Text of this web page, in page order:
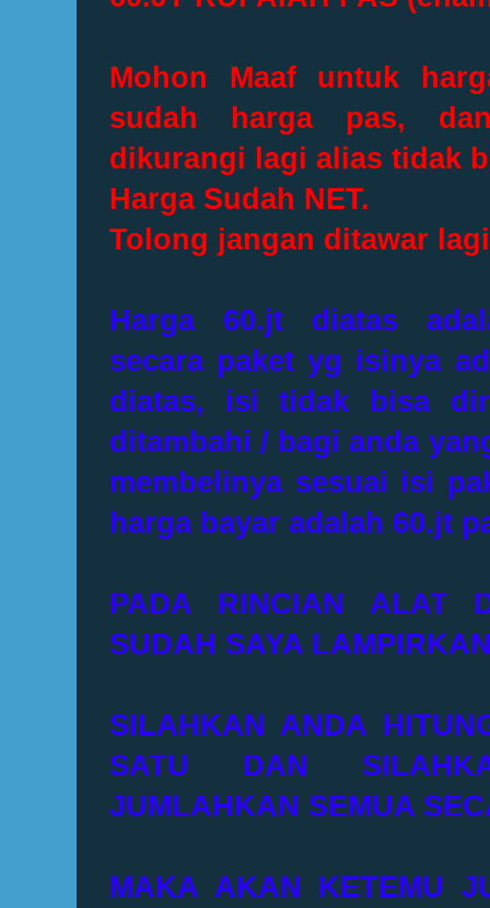
Mohon Maaf untuk
sudah harga pas,
dikurangi lagi alias tidak
Harga Sudah NET.
Tolong jangan ditawar
Harga 60.jt diatas
secara paket yg isinya
diatas, isi tidak bisa
ditambahi / bagi anda
membelinya sesuai isi
harga bayar adalah 60.jt
PADA RINCIAN ALAT
SUDAH SAYA
SILAHKAN ANDA
SATU DAN
JUMLAHKAN SEMUA
MAKA AKAN KETEMU